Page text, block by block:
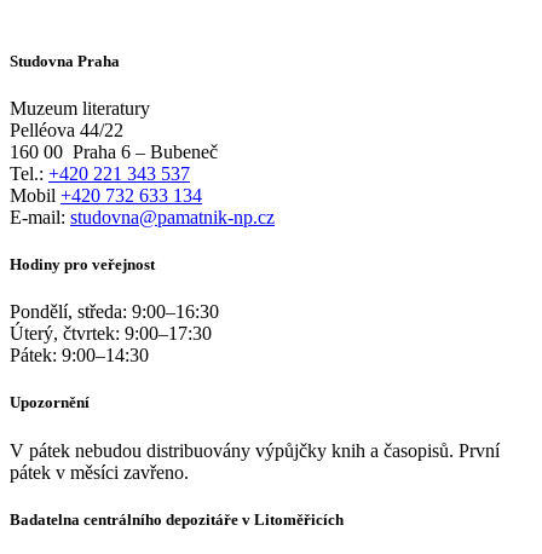
Studovna Praha
Muzeum literatury
Pelléova 44/22
160 00 Praha 6 – Bubeneč
Tel.: +420 221 343 537
Mobil +420 732 633 134
E-mail: studovna@pamatnik-np.cz
Hodiny pro veřejnost
Pondělí, středa: 9:00–16:30
Úterý, čtvrtek: 9:00–17:30
Pátek: 9:00–14:30
Upozornění
V pátek nebudou distribuovány výpůjčky knih a časopisů. První
pátek v měsíci zavřeno.
Badatelna centrálního depozitáře v Litoměřicích